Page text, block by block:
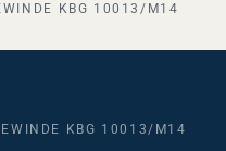
KBG 10013/M14
KBG 10013/M14